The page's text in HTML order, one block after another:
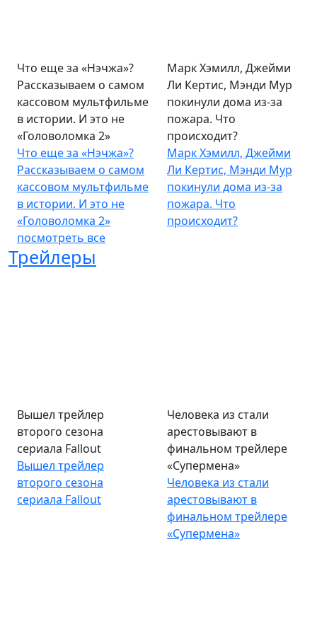
Что еще за «Нэчжа»?
Рассказываем о самом
кассовом мультфильме
в истории. И это не
«Головоломка 2»
Что еще за «Нэчжа»?
Рассказываем о самом
кассовом мультфильме
в истории. И это не
«Головоломка 2»
Марк Хэмилл, Джейми
Ли Кертис, Мэнди Мур
покинули дома из-за
пожара. Что
происходит?
Марк Хэмилл, Джейми
Ли Кертис, Мэнди Мур
покинули дома из-за
пожара. Что
происходит?
посмотреть все
Трейлеры
Вышел трейлер
второго сезона
сериала Fallout
Вышел трейлер
второго сезона
сериала Fallout
Человека из стали
арестовывают в
финальном трейлере
«Супермена»
Человека из стали
арестовывают в
финальном трейлере
«Супермена»